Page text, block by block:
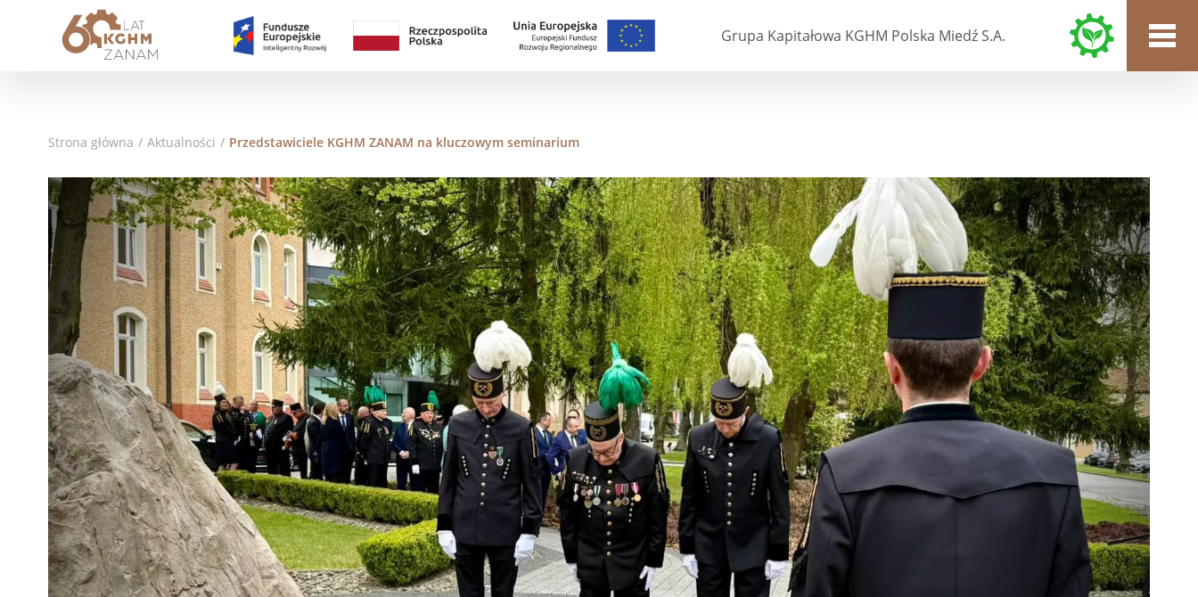
Grupa Kapitałowa KGHM Polska Miedź S.A.
Strona główna / Aktualności / Przedstawiciele KGHM ZANAM na kluczowym seminarium